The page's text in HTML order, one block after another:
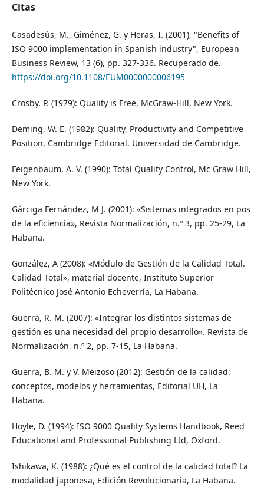
Citas
Casadesús, M., Giménez, G. y Heras, I. (2001), "Benefits of
ISO 9000 implementation in Spanish industry", European
Business Review, 13 (6), pp. 327-336. Recuperado de.
https://doi.org/10.1108/EUM0000000006195
Crosby, P. (1979): Quality is Free, McGraw-Hill, New York.
Deming, W. E. (1982): Quality, Productivity and Competitive
Position, Cambridge Editorial, Universidad de Cambridge.
Feigenbaum, A. V. (1990): Total Quality Control, Mc Graw Hill,
New York.
Gárciga Fernández, M J. (2001): «Sistemas integrados en pos
de la eficiencia», Revista Normalización, n.º 3, pp. 25-29, La
Habana.
González, A (2008): «Módulo de Gestión de la Calidad Total.
Calidad Total», material docente, Instituto Superior
Politécnico José Antonio Echeverría, La Habana.
Guerra, R. M. (2007): «Integrar los distintos sistemas de
gestión es una necesidad del propio desarrollo». Revista de
Normalización, n.º 2, pp. 7-15, La Habana.
Guerra, B. M. y V. Meizoso (2012): Gestión de la calidad:
conceptos, modelos y herramientas, Editorial UH, La
Habana.
Hoyle, D. (1994): ISO 9000 Quality Systems Handbook, Reed
Educational and Professional Publishing Ltd, Oxford.
Ishikawa, K. (1988): ¿Qué es el control de la calidad total? La
modalidad japonesa, Edición Revolucionaria, La Habana.